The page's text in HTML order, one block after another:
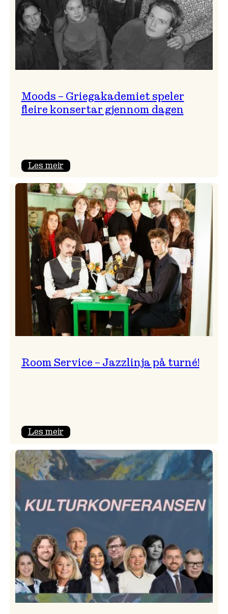
Moods – Griegakademiet speler
fleire konsertar gjennom dagen
Les meir:
–
Griegakademiet
speler
fleire
konsertar
gjennom
dagen
Room Service – Jazzlinja på turné!
Les meir:
Service
–
Jazzlinja
turné!